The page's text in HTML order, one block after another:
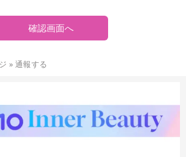
確認画面へ
»通報する